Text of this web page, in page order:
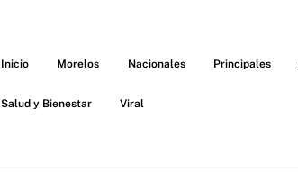
Inicio Morelos Nacionales Principales
Salud y Bienestar Viral